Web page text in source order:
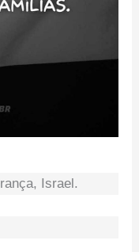
Israel.